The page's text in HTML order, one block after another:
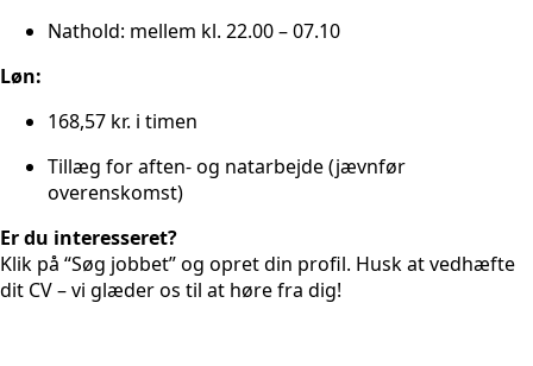
Nathold: mellem kl. 22.00 – 07.10
Løn:
168,57 kr. i timen
Tillæg for aften- og natarbejde (jævnfør
overenskomst)
Er du interesseret?
Klik på “Søg jobbet” og opret din profil. Husk at vedhæfte
dit CV – vi glæder os til at høre fra dig!